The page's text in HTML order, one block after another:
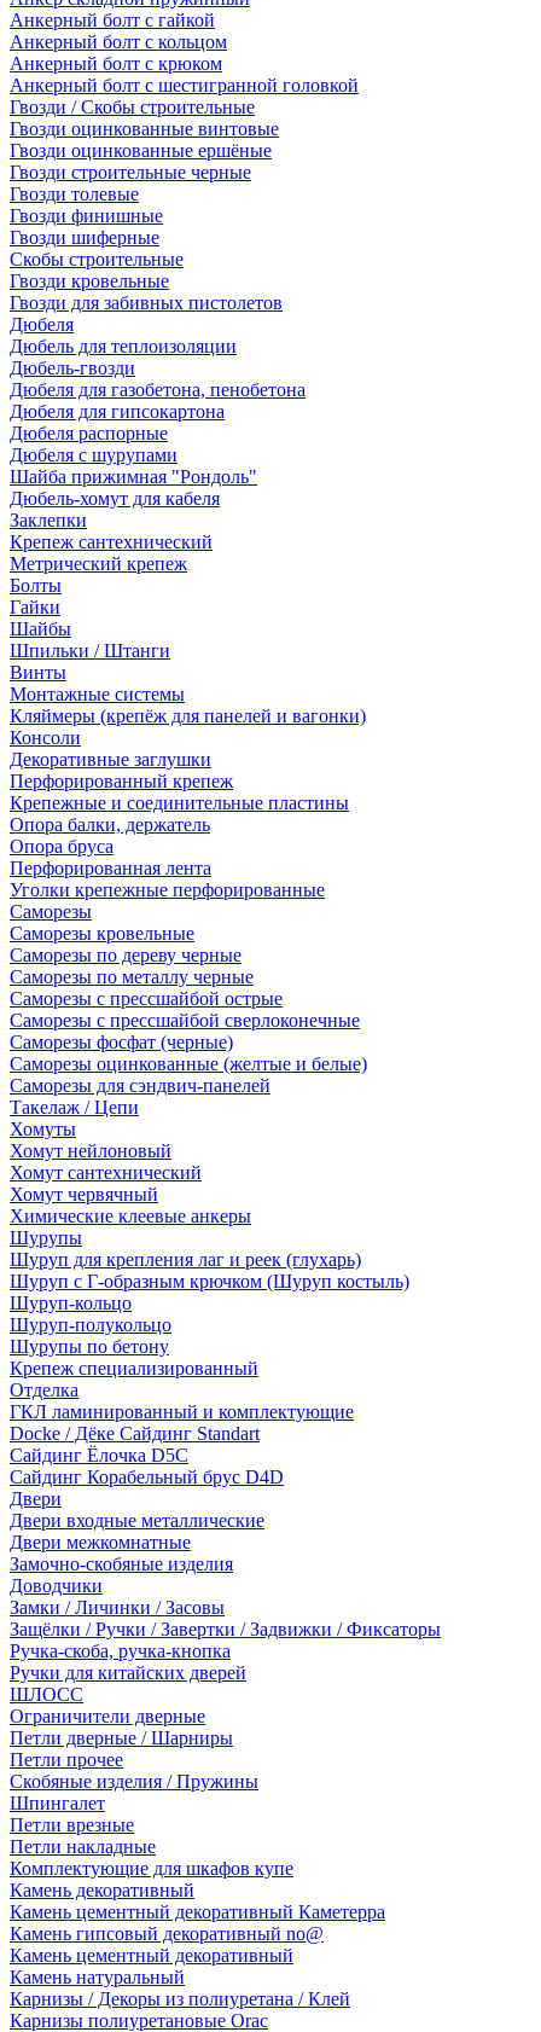
Анкерный болт с гайкой
Анкерный болт с кольцом
Анкерный болт с крюком
Анкерный болт с шестигранной головкой
Гвозди / Скобы строительные
Гвозди оцинкованные винтовые
Гвозди оцинкованные ершёные
Гвозди строительные черные
Гвозди толевые
Гвозди финишные
Гвозди шиферные
Скобы строительные
Гвозди кровельные
Гвозди для забивных пистолетов
Дюбеля
Дюбель для теплоизоляции
Дюбель-гвозди
Дюбеля для газобетона, пенобетона
Дюбеля для гипсокартона
Дюбеля распорные
Дюбеля с шурупами
Шайба прижимная "Рондоль"
Дюбель-хомут для кабеля
Заклепки
Крепеж сантехнический
Метрический крепеж
Болты
Гайки
Шайбы
Шпильки / Штанги
Винты
Монтажные системы
Кляймеры (крепёж для панелей и вагонки)
Консоли
Декоративные заглушки
Перфорированный крепеж
Крепежные и соединительные пластины
Опора балки, держатель
Опора бруса
Перфорированная лента
Уголки крепежные перфорированные
Саморезы
Саморезы кровельные
Саморезы по дереву черные
Саморезы по металлу черные
Саморезы с прессшайбой острые
Саморезы с прессшайбой сверлоконечные
Саморезы фосфат (черные)
Саморезы оцинкованные (желтые и белые)
Саморезы для сэндвич-панелей
Такелаж / Цепи
Хомуты
Хомут нейлоновый
Хомут сантехнический
Хомут червячный
Химические клеевые анкеры
Шурупы
Шуруп для крепления лаг и реек (глухарь)
Шуруп с Г-образным крючком (Шуруп костыль)
Шуруп-кольцо
Шуруп-полукольцо
Шурупы по бетону
Крепеж специализированный
Отделка
ГКЛ ламинированный и комплектующие
Docke / Дёке Сайдинг Standart
Сайдинг Ёлочка D5C
Сайдинг Корабельный брус D4D
Двери
Двери входные металлические
Двери межкомнатные
Замочно-скобяные изделия
Доводчики
Замки / Личинки / Засовы
Защёлки / Ручки / Завертки / Задвижки / Фиксаторы
Ручка-скоба, ручка-кнопка
Ручки для китайских дверей
ШЛОСС
Ограничители дверные
Петли дверные / Шарниры
Петли прочее
Скобяные изделия / Пружины
Шпингалет
Петли врезные
Петли накладные
Комплектующие для шкафов купе
Камень декоративный
Камень цементный декоративный Каметерра
Камень гипсовый декоративный no@
Камень цементный декоративный
Камень натуральный
Карнизы / Декоры из полиуретана / Клей
Карнизы полиуретановые Orac